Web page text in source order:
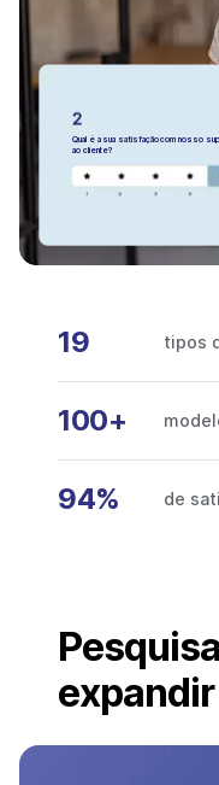
Qual é a sua satisfação com nosso
ao cliente?
19 tipos
100+
94% de